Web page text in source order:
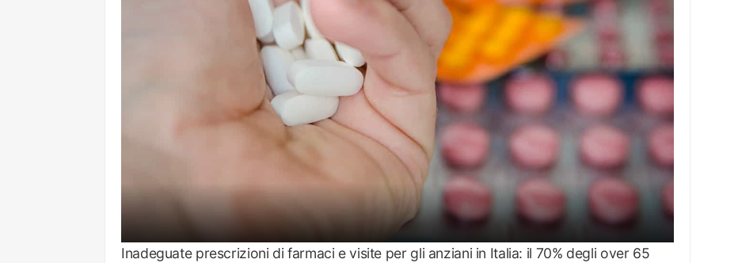
Inadeguate prescrizioni di farmaci e visite per gli anziani in Italia: il 70% degli over 65